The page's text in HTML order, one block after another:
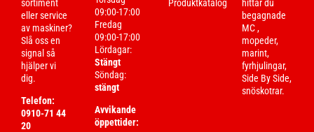
sortiment
eller service
av maskiner?
Slå oss en
signal så
hjälper vi
dig.
Telefon:
0910-71 44
20
09:00-17:00
Fredag
09:00-17:00
Lördagar:
Stängt
Söndag:
stängt
Avvikande
öppettider:
Produktkatalog
hittar du
begagnade
MC ,
mopeder,
marint,
fyrhjulingar,
Side By Side,
snöskotrar.